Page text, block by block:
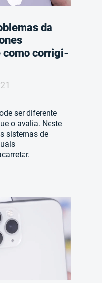
da
como corrigi-
ser diferente
o avalia. Neste
sistemas de